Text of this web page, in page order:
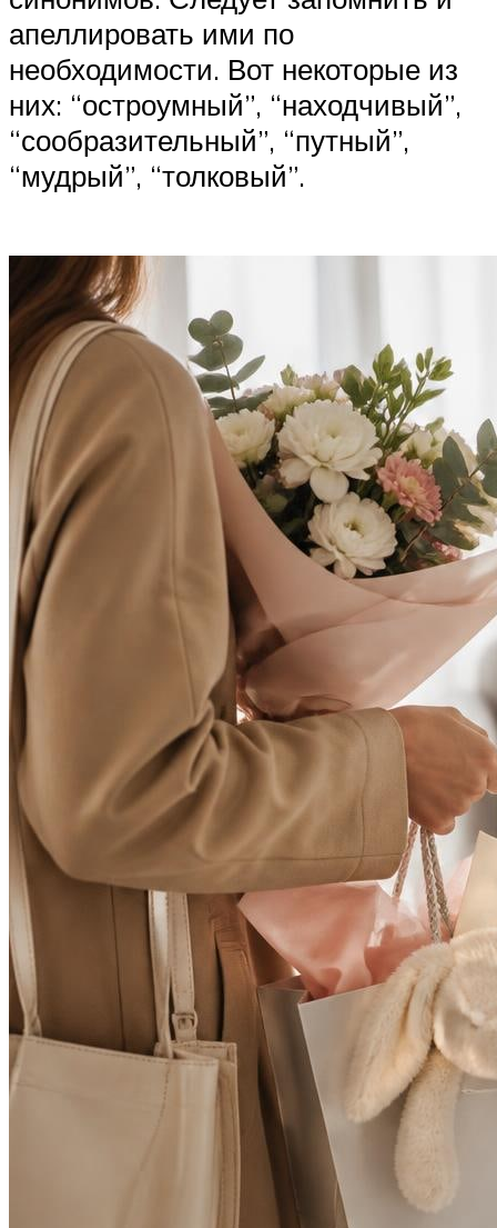
апеллировать ими по
необходимости. Вот некоторые из
них: “остроумный”, “находчивый”,
“сообразительный”, “путный”,
“мудрый”, “толковый”.